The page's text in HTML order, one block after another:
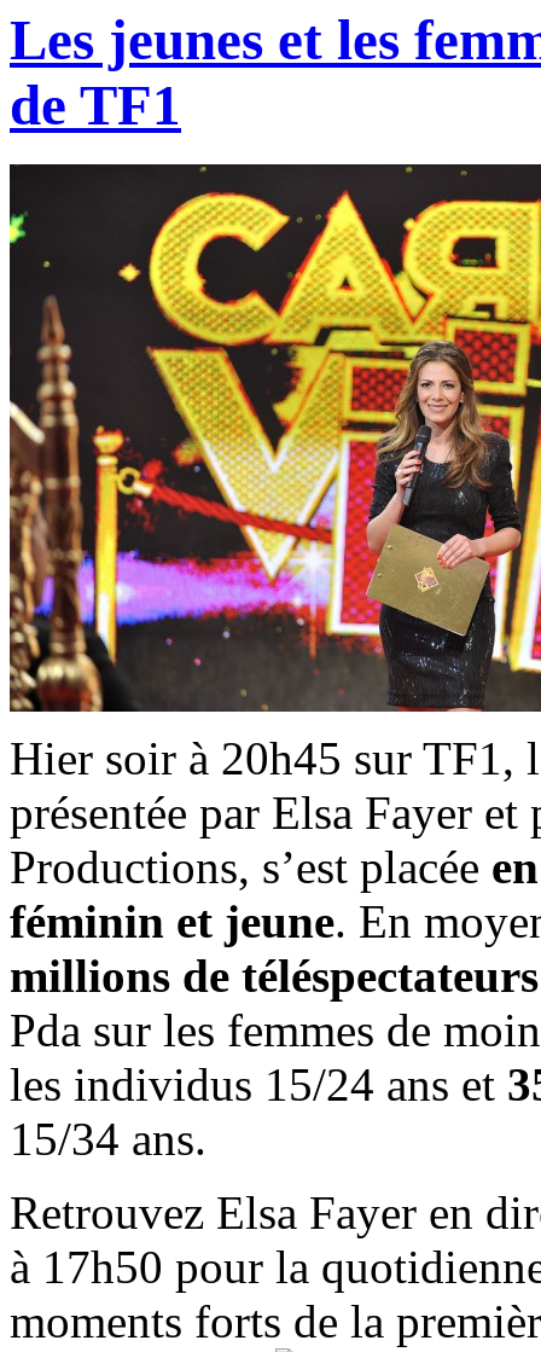
Les jeunes et les
de TF1
Hier soir à 20h45 sur TF1,
présentée par Elsa Fayer
Productions, s’est placée
féminin et jeune. En
millions de téléspectateurs
Pda sur les femmes de
les individus 15/24 ans et
15/34 ans.
Retrouvez Elsa Fayer en
à 17h50 pour la
moments forts de la